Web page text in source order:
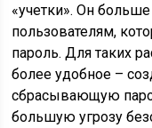
«учетки». Он
пользователям,
пароль. Для таких
более удобное –
сбрасывающую
большую угрозу